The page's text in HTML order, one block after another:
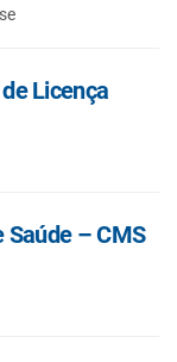
Licença
Saúde – CMS